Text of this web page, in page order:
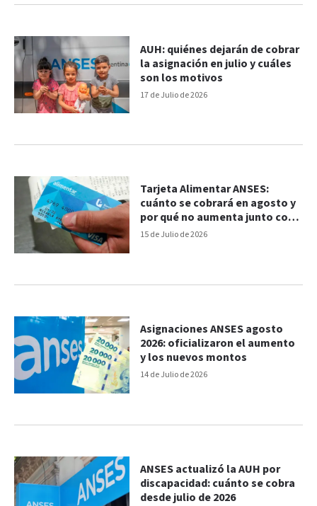
17 de Julio de 2026
AUH: quiénes dejarán de cobrar
la asignación en julio y cuáles
son los motivos
15 de Julio de 2026
Tarjeta Alimentar ANSES:
cuánto se cobrará en agosto y
por qué no aumenta junto con
la AUH
14 de Julio de 2026
Asignaciones ANSES agosto
2026: oficializaron el aumento
y los nuevos montos
ANSES actualizó la AUH por
discapacidad: cuánto se cobra
desde julio de 2026